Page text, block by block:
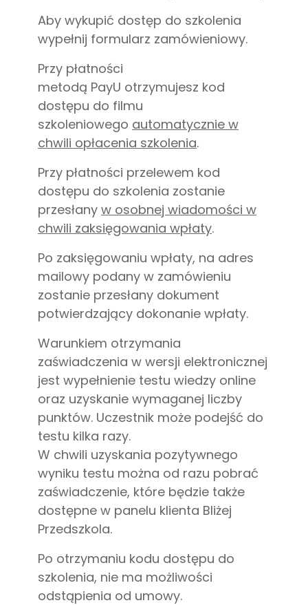
Aby wykupić dostęp do szkolenia
wypełnij formularz zamówieniowy.
Przy płatności
metodą PayU otrzymujesz kod
dostępu do filmu
szkoleniowego automatycznie w
chwili opłacenia szkolenia.
Przy płatności przelewem kod
dostępu do szkolenia zostanie
przesłany w osobnej wiadomości w
chwili zaksięgowania wpłaty.
Po zaksięgowaniu wpłaty, na adres
mailowy podany w zamówieniu
zostanie przesłany dokument
potwierdzający dokonanie wpłaty.
Warunkiem otrzymania
zaświadczenia w wersji elektronicznej
jest wypełnienie testu wiedzy online
oraz uzyskanie wymaganej liczby
punktów. Uczestnik może podejść do
testu kilka razy.
W chwili uzyskania pozytywnego
wyniku testu można od razu pobrać
zaświadczenie, które będzie także
dostępne w panelu klienta Bliżej
Przedszkola.
Po otrzymaniu kodu dostępu do
szkolenia, nie ma możliwości
odstąpienia od umowy.